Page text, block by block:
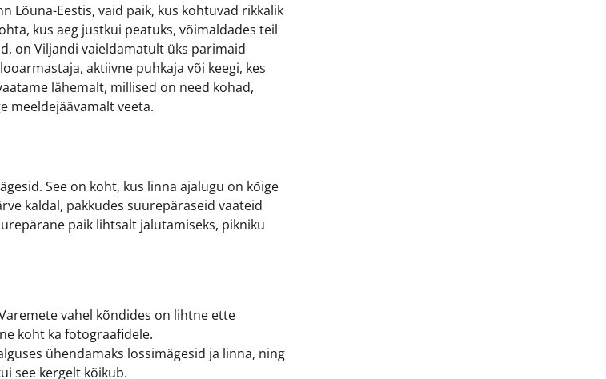
Lõuna-Eestis, vaid paik, kus kohtuvad rikkalik
kus aeg justkui peatuks, võimaldades teil
on Viljandi vaieldamatult üks parimaid
aktiivne puhkaja või keegi, kes
lähemalt, millised on need kohad,
meeldejäävamalt veeta.
See on koht, kus linna ajalugu on kõige
kaldal, pakkudes suurepäraseid vaateid
paik lihtsalt jalutamiseks, pikniku
vahel kõndides on lihtne ette
koht ka fotograafidele.
ühendamaks lossimägesid ja linna, ning
see kergelt kõikub.